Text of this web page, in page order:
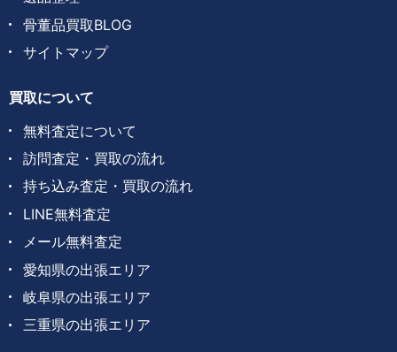
骨董品買取BLOG
サイトマップ
買取について
無料査定について
訪問査定・買取の流れ
持ち込み査定・買取の流れ
LINE無料査定
メール無料査定
愛知県の出張エリア
岐阜県の出張エリア
三重県の出張エリア